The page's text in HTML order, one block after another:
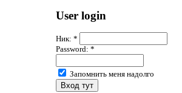
User login
Ник: *
Password: *
Запомнить меня надолго